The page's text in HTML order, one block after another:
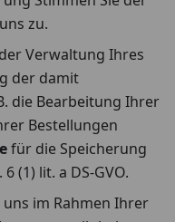
zu.
Verwaltung Ihres
der damit
die Bearbeitung Ihrer
Bestellungen
für die Speicherung
(1) lit. a DS-GVO.
im Rahmen Ihrer